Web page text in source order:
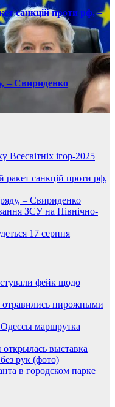
санкцій проти рф, –
– Свириденко
Всесвітніх ігор-2025
ракет санкцій проти рф,
– Свириденко
ЗСУ на Північно-
17 серпня
фейк щодо
отравились пирожными
маршрутка
выставка
рук (фото)
в городском парке